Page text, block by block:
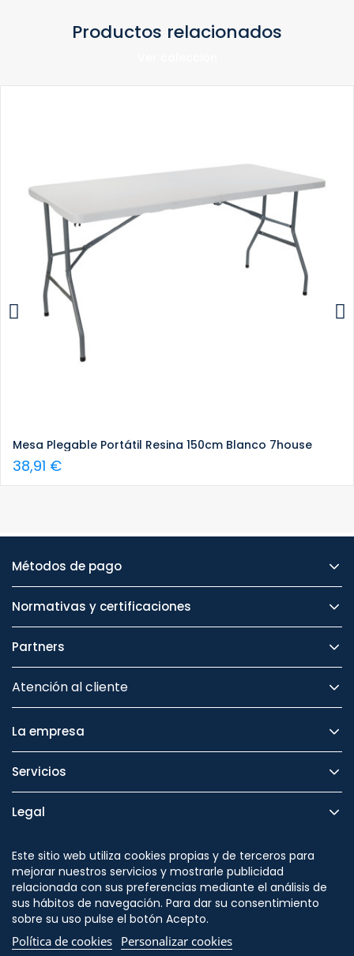
Productos relacionados
Mesa Plegable Portátil Resina 150cm Blanco 7house
38,91 €
Métodos de pago
Normativas y certificaciones
Partners
Atención al cliente
La empresa
Servicios
Legal
Seguridad
Este sitio web utiliza cookies propias y de terceros para
mejorar nuestros servicios y mostrarle publicidad
relacionada con sus preferencias mediante el análisis de
sus hábitos de navegación. Para dar su consentimiento
sobre su uso pulse el botón Acepto.
Política de cookies Personalizar cookies
Síguenos en